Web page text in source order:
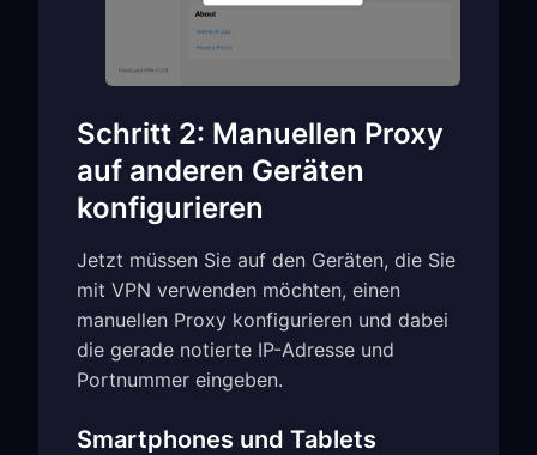
Schritt 2: Manuellen Proxy
auf anderen Geräten
konfigurieren
Jetzt müssen Sie auf den Geräten, die Sie
mit VPN verwenden möchten, einen
manuellen Proxy konfigurieren und dabei
die gerade notierte IP-Adresse und
Portnummer eingeben.
Smartphones und Tablets